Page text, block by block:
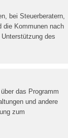
bei Steuerberatern,
die Kommunen nach
des
das Programm
und andere
zum